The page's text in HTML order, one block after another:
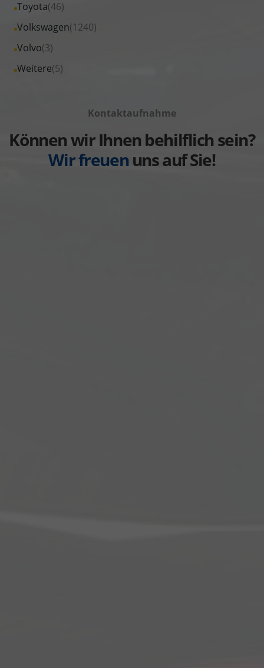
anzeigen
Skoda
anzeigen
Suzuki
anzeigen
Toyota(46)
Alle
Fahrzeuge
Toyota
anzeigen
Volkswagen(1240)
Alle
Fahrzeuge
Volkswagen
Volvo(3)
Alle
Fahrzeuge
Weitere(5)
Alle
anzeigen
Kontaktaufnahme
Können wir Ihnen behilflich sein?
Wir freuenuns auf Sie!